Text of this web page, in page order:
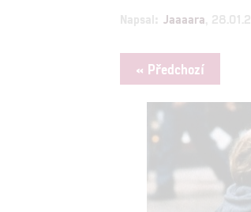
Napsal: Jaaaara ,
« Předchozí